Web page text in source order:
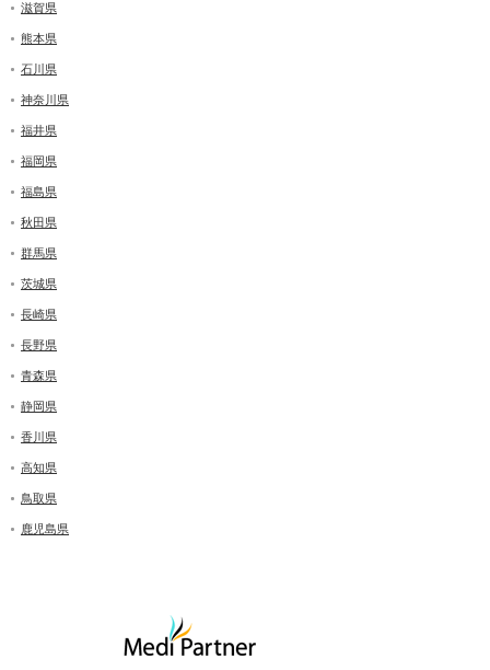
滋賀県
熊本県
石川県
神奈川県
福井県
福岡県
福島県
秋田県
群馬県
茨城県
長崎県
長野県
青森県
静岡県
香川県
高知県
鳥取県
鹿児島県